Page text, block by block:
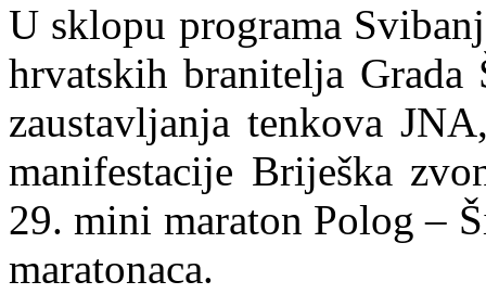
U sklopu programa
hrvatskih branitelja
zaustavljanja tenkova
manifestacije Briješka
29. mini maraton Polog –
maratonaca.